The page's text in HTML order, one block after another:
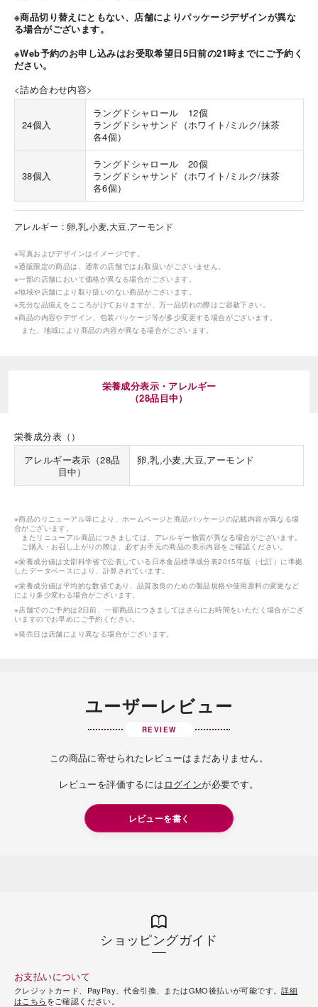
※商品切り替えにともない、店舗によりパッケージデザインが異な
る場合がございます。
※Web予約のお申し込みはお受取希望日5日前の21時までにご予約く
ださい。
<詰め合わせ内容>
24個入
ラングドシャロール 12個
ラングドシャサンド（ホワイト/ミルク/抹茶
各4個）
38個入
ラングドシャロール 20個
ラングドシャサンド（ホワイト/ミルク/抹茶
各6個）
アレルギー 卵,乳,小麦,大豆,アーモンド
※写真およびデザインはイメージです。
※通販限定の商品は、通常の店舗ではお取扱いがございません。
※一部の店舗において価格が異なる場合がございます。
※地域や店舗により取り扱いのない商品がございます。
※充分な品揃えをこころがけておりますが、万一品切れの際はご容赦下さい。
※商品の内容やデザイン、包装パッケージ等が多少変更する場合がございます。
また、地域により商品の内容が異なる場合がございます。
栄養成分表示・アレルギー
（28品目中）
栄養成分表（）
アレルギー表示（28品
目中）
卵,乳,小麦,大豆,アーモンド
※商品のリニューアル等により、ホームページと商品パッケージの記載内容が異なる場
合がございます。
またリニューアル商品につきましては、アレルギー物質が異なる場合がございます。
ご購入・お召し上がりの際は、必ずお手元の商品の表示内容をご確認ください。
※栄養成分値は文部科学省で公表している日本食品標準成分表2015年版（七訂）に準拠
したデータベースにより、計算されています。
※栄養成分値は平均的な数値であり、品質改良のための製品規格や使用原料の変更など
により多少変わる場合がございます。
※店舗でのご予約は2日前、一部商品につきましてはさらにお時間をいただく場合がござ
いますのでお早めにご予約ください。
※発売日は店舗により異なる場合がございます。
ユーザーレビュー
REVIEW
この商品に寄せられたレビューはまだありません。
レビューを評価するには ログインが必要です。
レビューを書く
ショッピングガイド
お支払いについて
クレジットカード、PayPay、代金引換、またはGMO後払いが可能です。詳細
はこちらをご確認ください。
つ時」という意味を込
。雄大な八ヶ岳山麓の自
れる、こだわりのスイー
海外 Overseas shops
Indonesia
Singapore
Malaysia